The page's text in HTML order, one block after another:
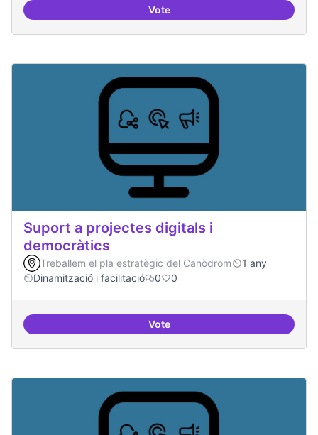
VoteTallers de col·laboració
Suport a projectes digitals i
democràtics
Treballem el pla estratègic del Canòdrom
1 any
Dinamització i facilitació
0 0
VoteSuport a projectes digitals i